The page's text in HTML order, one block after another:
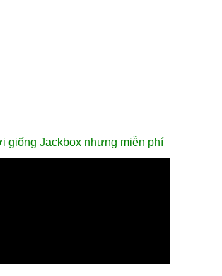
giống Jackbox nhưng miễn phí